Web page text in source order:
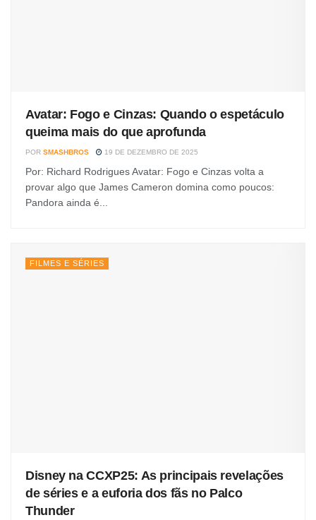
Avatar: Fogo e Cinzas: Quando o espetáculo
queima mais do que aprofunda
POR SMASHBROS 19 DE DEZEMBRO DE 2025
Por: Richard Rodrigues Avatar: Fogo e Cinzas volta a
provar algo que James Cameron domina como poucos:
Pandora ainda é...
FILMES E SÉRIES
Disney na CCXP25: As principais revelações
de séries e a euforia dos fãs no Palco
Thunder